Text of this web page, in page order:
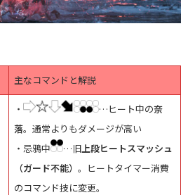
主なコマンドと解説
・ …ヒート中の奈
落。通常よりもダメージが高い
・忌鴉中
…旧上段ヒートスマッシュ
（ガード不能） 。ヒートタイマー消費
のコマンド技に変更。